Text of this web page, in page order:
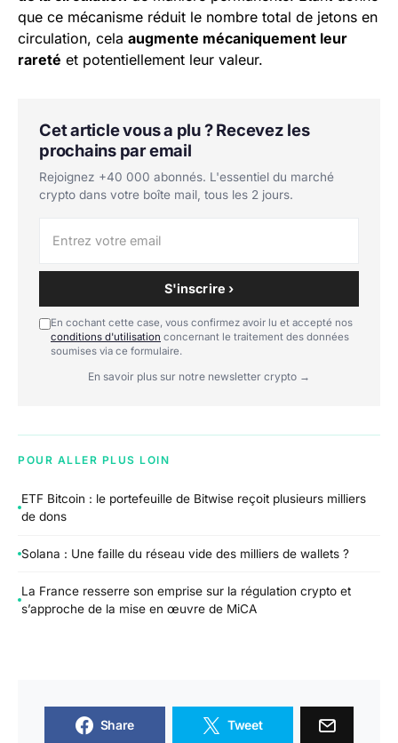
que ce mécanisme réduit le nombre total de jetons en
circulation, cela augmente mécaniquement leur
rareté et potentiellement leur valeur.
Cet article vous a plu ? Recevez les
prochains par email
Rejoignez +40 000 abonnés. L'essentiel du marché
crypto dans votre boîte mail, tous les 2 jours.
S'inscrire ›
En cochant cette case, vous confirmez avoir lu et accepté nos
conditions d'utilisation concernant le traitement des données
soumises via ce formulaire.
En savoir plus sur notre newsletter crypto →
POUR ALLER PLUS LOIN
ETF Bitcoin : le portefeuille de Bitwise reçoit plusieurs milliers
de dons
Solana : Une faille du réseau vide des milliers de wallets ?
La France resserre son emprise sur la régulation crypto et
s’approche de la mise en œuvre de MiCA
Share Tweet